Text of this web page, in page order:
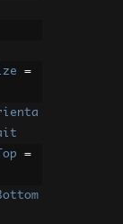
=
=